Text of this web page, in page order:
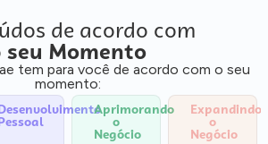
de acordo com
seu Momento
tem para você de acordo com o seu
momento:
Aprimorando
o
Negócio
Expandindo
o
Negócio